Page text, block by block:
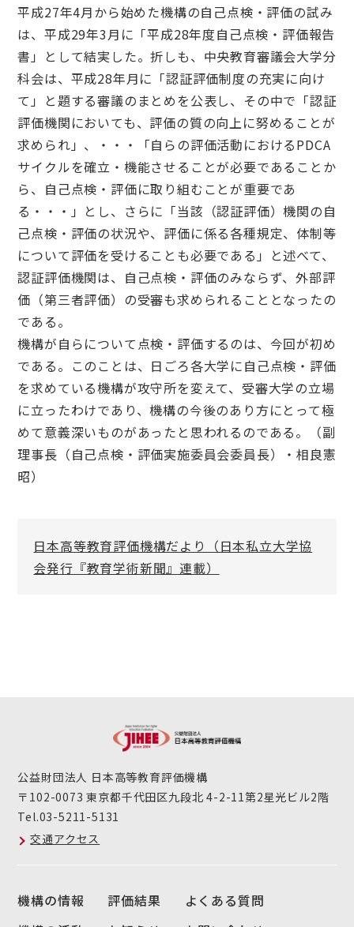
平成27年4月から始めた機構の自己点検・評価の試み
は、平成29年3月に「平成28年度自己点検・評価報告
書」として結実した。折しも、中央教育審議会大学分
科会は、平成28年月に「認証評価制度の充実に向け
て」と題する審議のまとめを公表し、その中で「認証
評価機関においても、評価の質の向上に努めることが
求められ」、・・・「自らの評価活動におけるPDCA
サイクルを確立・機能させることが必要であることか
ら、自己点検・評価に取り組むことが重要であ
る・・・」とし、さらに「当該（認証評価）機関の自
己点検・評価の状況や、評価に係る各種規定、体制等
について評価を受けることも必要である」と述べて、
認証評価機関は、自己点検・評価のみならず、外部評
価（第三者評価）の受審も求められることとなったの
である。
機構が自らについて点検・評価するのは、今回が初め
である。このことは、日ごろ各大学に自己点検・評価
を求めている機構が攻守所を変えて、受審大学の立場
に立ったわけであり、機構の今後のあり方にとって極
めて意義深いものがあったと思われるのである。（副
理事長（自己点検・評価実施委員会委員長）・相良憲
昭）
日本高等教育評価機構だより（日本私立大学協
会発行『教育学術新聞』連載）
公益財団法人 日本高等教育評価機構
〒102-0073 東京都千代田区九段北 4-2-11第2星光ビル2階
Tel.03-5211-5131
交通アクセス
機構の情報
評価結果
よくある質問